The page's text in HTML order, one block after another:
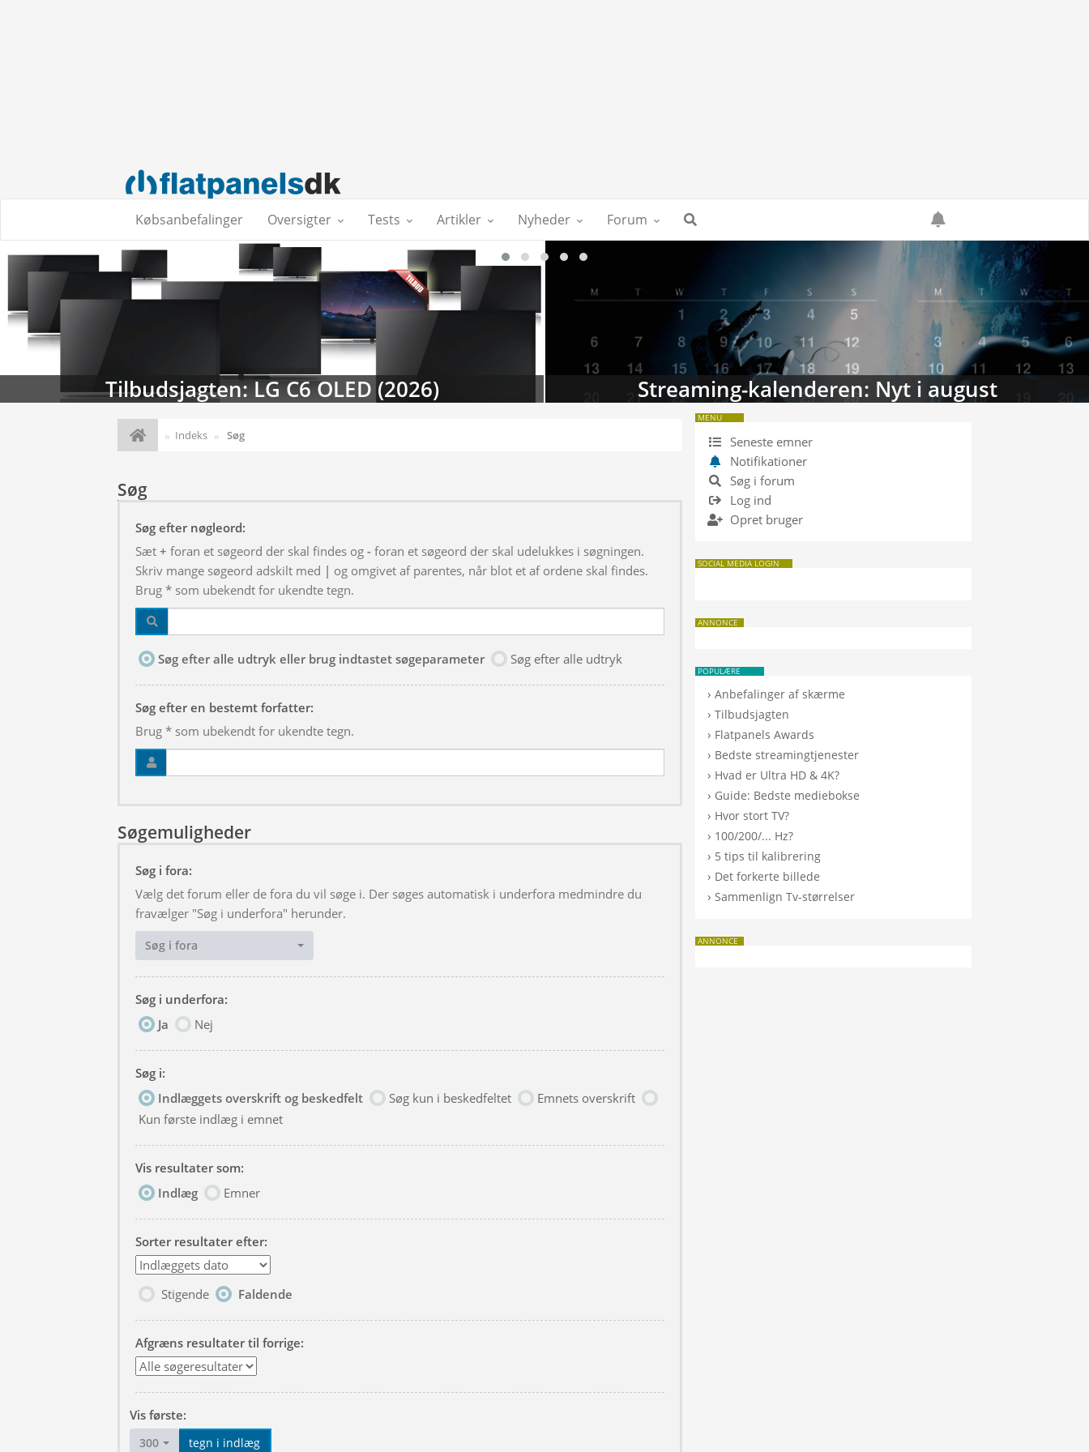
Købsanbefalinger Oversigter Tests Artikler Nyheder Forum
Tilbudsjagten: LG C6 OLED (2026) Streaming-kalenderen: Nyt i august
Indeks Søg
Søg
Søg efter nøgleord:
Sæt + foran et søgeord der skal findes og - foran et søgeord der skal udelukkes i søgningen.
Skriv mange søgeord adskilt med | og omgivet af parentes, når blot et af ordene skal findes.
Brug * som ubekendt for ukendte tegn.
Søg efter alle udtryk eller brug indtastet søgeparameter Søg efter alle udtryk
Søg efter en bestemt forfatter:
Brug * som ubekendt for ukendte tegn.
Søgemuligheder
Søg i fora:
Vælg det forum eller de fora du vil søge i. Der søges automatisk i underfora medmindre du
fravælger "Søg i underfora" herunder.
Søg i fora
Søg i underfora:
Ja
Nej
Søg i:
Indlæggets overskrift og beskedfelt
Søg kun i beskedfeltet
Emnets overskrift
Kun første indlæg i emnet
Vis resultater som:
Indlæg
Emner
Sorter resultater efter:
Stigende Faldende
Afgræns resultater til forrige:
Vis første:
300 tegn i indlæg
MENU
Seneste emner
Notifikationer
Søg i forum
Log ind
Opret bruger
SOCIAL MEDIA LOGIN
ANNONCE
POPULÆRE
›Anbefalinger af skærme
›Tilbudsjagten
› Flatpanels Awards
› Bedste streamingtjenester
› Hvad er Ultra HD & 4K?
› Guide: Bedste mediebokse
› Hvor stort TV?
› 100/200/... Hz?
› 5 tips til kalibrering
› Det forkerte billede
›Sammenlign Tv-størrelser
ANNONCE